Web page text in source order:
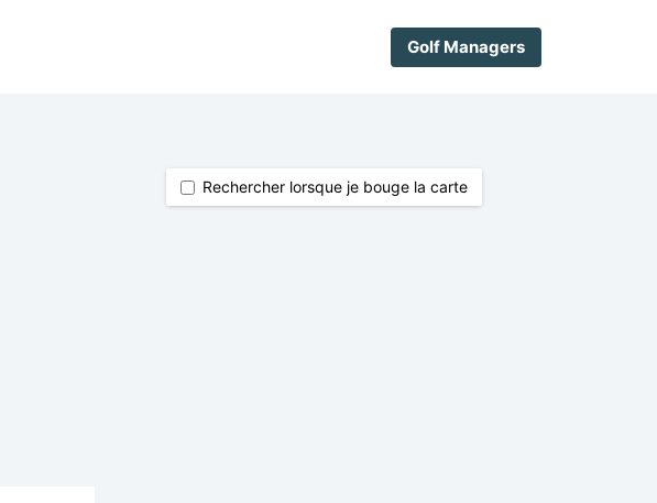
Golf Managers
Rechercher lorsque je bouge la carte